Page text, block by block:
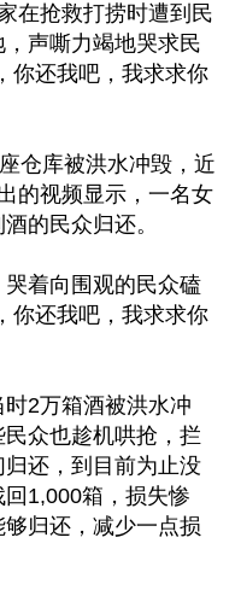
在抢救打捞时遭到民
声嘶力竭地哭求民
你还我吧，我求求你
仓库被洪水冲毁，近
的视频显示，一名女
的民众归还。
着向围观的民众磕
你还我吧，我求求你
2万箱酒被洪水冲
众也趁机哄抢，拦
还，到目前为止没
1,000箱，损失惨
归还，减少一点损